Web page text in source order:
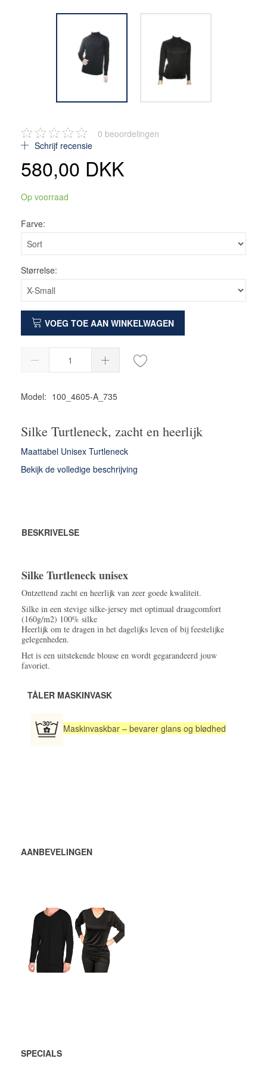
0 beoordelingen
Schrijf recensie
580,00 DKK
Op voorraad
Farve:
Størrelse:
VOEG TOE AAN WINKELWAGEN
Model: 100_4605-A_735
Silke Turtleneck, zacht en heerlijk
Maattabel Unisex Turtleneck
Bekijk de volledige beschrijving
BESKRIVELSE
Silke Turtleneck unisex
Ontzettend zacht en heerlijk van zeer goede kwaliteit.
Silke in een stevige silke-jersey met optimaal draagcomfort
(160g/m2) 100% silke
Heerlijk om te dragen in het dagelijks leven of bij feestelijke
gelegenheden.
Het is een uitstekende blouse en wordt gegarandeerd jouw
favoriet.
TÅLER MASKINVASK
Maskinvaskbar – bevarer glans og blødhed
AANBEVELINGEN
632,50 DKK
VOEG TOE
SPECIALS